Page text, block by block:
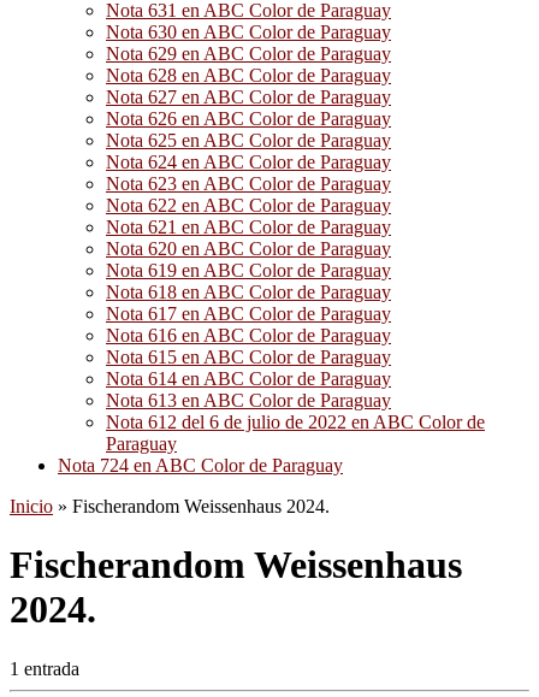
Nota 631 en ABC Color de Paraguay
Nota 630 en ABC Color de Paraguay
Nota 629 en ABC Color de Paraguay
Nota 628 en ABC Color de Paraguay
Nota 627 en ABC Color de Paraguay
Nota 626 en ABC Color de Paraguay
Nota 625 en ABC Color de Paraguay
Nota 624 en ABC Color de Paraguay
Nota 623 en ABC Color de Paraguay
Nota 622 en ABC Color de Paraguay
Nota 621 en ABC Color de Paraguay
Nota 620 en ABC Color de Paraguay
Nota 619 en ABC Color de Paraguay
Nota 618 en ABC Color de Paraguay
Nota 617 en ABC Color de Paraguay
Nota 616 en ABC Color de Paraguay
Nota 615 en ABC Color de Paraguay
Nota 614 en ABC Color de Paraguay
Nota 613 en ABC Color de Paraguay
Nota 612 del 6 de julio de 2022 en ABC Color de
Paraguay
Nota 724 en ABC Color de Paraguay
Inicio » Fischerandom Weissenhaus 2024.
Fischerandom Weissenhaus
2024.
1 entrada